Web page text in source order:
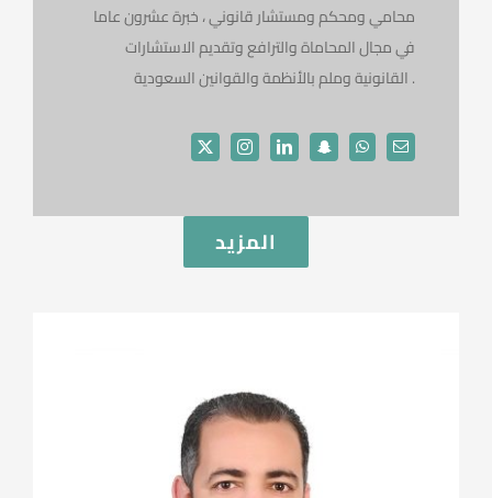
محامي ومحكم ومستشار قانوني ، خبرة عشرون عاما
في مجال المحاماة والترافع وتقديم الاستشارات
القانونية وملم بالأنظمة والقوانين السعودية .
المزيد